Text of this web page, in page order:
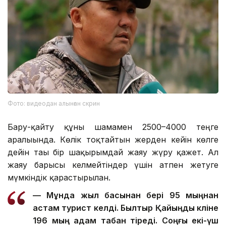
Фото: видеодан алынған скрин
Бару-қайту құны шамамен 2500–4000 теңге
аралығында. Көлік тоқтайтын жерден кейін көлге
дейін тағы бір шақырымдай жаяу жүру қажет. Ал
жаяу барғысы келмейтіндер үшін атпен жетуге
мүмкіндік қарастырылған.
— Мұнда жыл басынан бері 95 мыңнан
астам турист келді. Былтыр Қайыңды көліне
196 мың адам табан тіреді. Соңғы екі-үш